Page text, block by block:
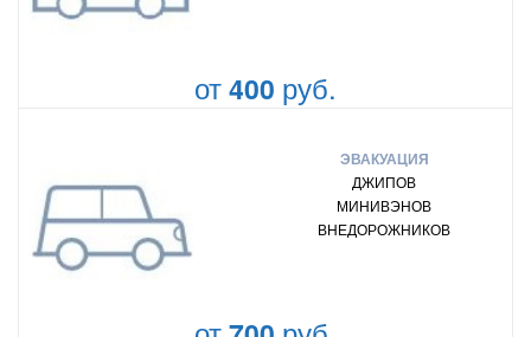
от400 руб.
ЭВАКУАЦИЯ
ДЖИПОВ
МИНИВЭНОВ
ВНЕДОРОЖНИКОВ